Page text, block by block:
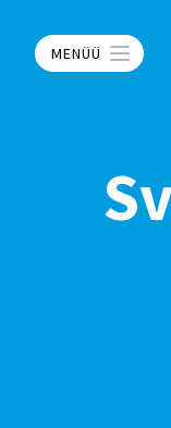
MENÜÜ